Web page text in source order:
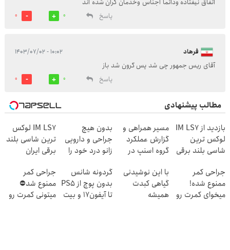
اتفاق نیفتاده ودائما اجناس وخدمان گران شده اند
پاسخ
0
0
فرهاد ۱۰:۰۲ - ۱۴۰۳/۰۷/۰۲
آقای ریس جمهور چی شد پس گرون شد باز
پاسخ
0
0
مطالب پیشنهادی
بازدید از IM LS7
لوکس ترین
شاسی بلند برقی
انقلاب
مسیر همراهی و
گزارش عملکرد
گروه اسنپ در
بدون هیچ
جراحی و دارویی
زانو درد خود را
پرسش نامه ▶
IM LS7 لوکس
ترین شاسی بلند
برقی ایران
جراحی کمر
ممنوع شده!
میخوای کمرت رو
با این نوشیدنی
گیاهی کبدت
همیشه
گردونه شانس
بدون پوچ از PS5
تا آیفون17 و بیت
جراحی کمر
ممنوع شد⛔
میتونی کمرت رو